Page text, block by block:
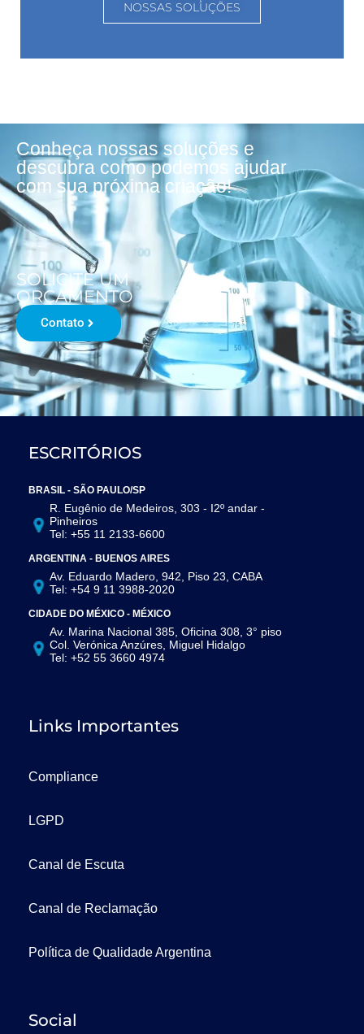
NOSSAS SOLUÇÕES
Conheça nossas soluções e
descubra como podemos ajudar
com sua próxima criação!
SOLICITE UM
ORÇAMENTO
Contato
ESCRITÓRIOS
BRASIL - SÃO PAULO/SP
R. Eugênio de Medeiros, 303 - I2º andar -
Pinheiros
Tel: +55 11 2133-6600
ARGENTINA - BUENOS AIRES
Av. Eduardo Madero, 942, Piso 23, CABA
Tel: +54 9 11 3988-2020
CIDADE DO MÉXICO - MÉXICO
Av. Marina Nacional 385, Oficina 308, 3° piso
Col. Verónica Anzúres, Miguel Hidalgo
Tel: +52 55 3660 4974
Links Importantes
Compliance
LGPD
Canal de Escuta
Canal de Reclamação
Política de Qualidade Argentina
Social